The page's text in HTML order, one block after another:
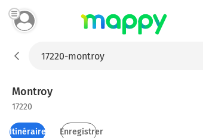
Montroy
17220
Itinéraires Enregistrer